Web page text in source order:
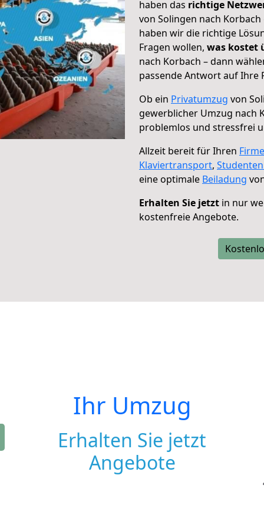
haben das richtige
von Solingen nach
haben wir die richtige
Fragen wollen, was kostet
nach Korbach – dann
passende Antwort auf Ihre
Ob ein Privatumzug von
gewerblicher Umzug nach
problemlos und stressfrei
Allzeit bereit für Ihren
Klaviertransport,
eine optimale Beiladung
Erhalten Sie jetzt in nur
kostenfreie Angebote.
Ihr Umzug
Erhalten Sie jetzt
Angebote